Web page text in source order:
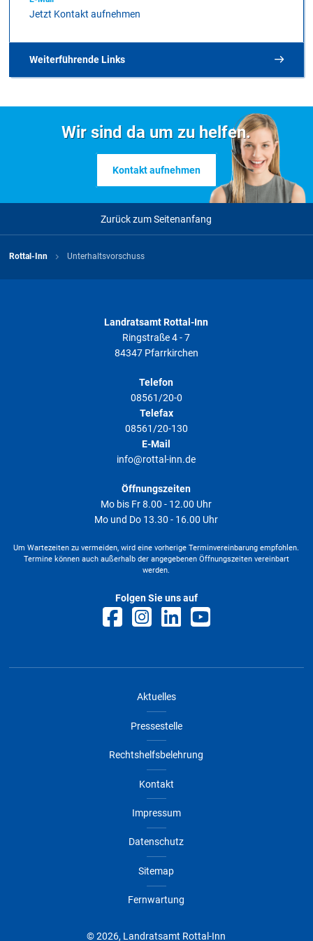
Jetzt Kontakt aufnehmen
Weiterführende Links
Sozialhilfe
Wir sind da um zu helfen.
Kontakt aufnehmen
Zurück zum Seitenanfang
Rottal-Inn Unterhaltsvorschuss
Landratsamt Rottal-Inn
Ringstraße 4 - 7
84347 Pfarrkirchen
Telefon
08561/20-0
Telefax
08561/20-130
E-Mail
info@rottal-inn.de
Öffnungszeiten
Mo bis Fr 8.00 - 12.00 Uhr
Mo und Do 13.30 - 16.00 Uhr
Um Wartezeiten zu vermeiden, wird eine vorherige Terminvereinbarung empfohlen.
Termine können auch außerhalb der angegebenen Öffnungszeiten vereinbart
werden.
Folgen Sie uns auf
© 2026, Landratsamt Rottal-Inn
Aktuelles
Pressestelle
Rechtshelfsbelehrung
Kontakt
Impressum
Datenschutz
Sitemap
Fernwartung